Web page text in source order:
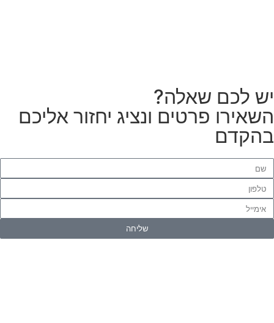
לכם שאלה?
פרטים ונציג יחזור אליכם
שליחה